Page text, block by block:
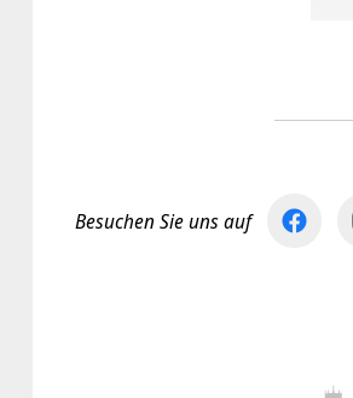
Besuchen Sie uns auf